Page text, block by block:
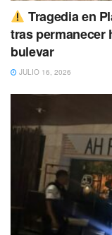
Tags: AMLO
Tragedia en
tras permanecer
bulevar
JULIO 16, 2026